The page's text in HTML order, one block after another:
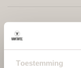
Toestemming